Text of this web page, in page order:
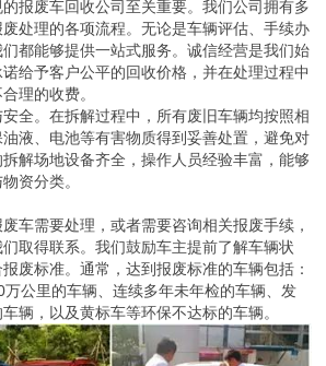
报废车回收公司至关重要。我们公司拥有多
处理的各项流程。无论是车辆评估、手续办
都能够提供一站式服务。诚信经营是我们始
给予客户公平的回收价格，并在处理过程中
理的收费。
全。在拆解过程中，所有废旧车辆均按照相
液、电池等有害物质得到妥善处置，避免对
解场地设备齐全，操作人员经验丰富，能够
资分类。
车需要处理，或者需要咨询相关报废手续，
取得联系。我们鼓励车主提前了解车辆状
废标准。通常，达到报废标准的车辆包括：
公里的车辆、连续多年未年检的车辆、发
辆，以及黄标车等环保不达标的车辆。